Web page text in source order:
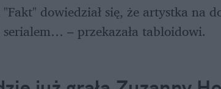
dowiedział się, że artystka na
serialem… – przekazała tabloidowi.